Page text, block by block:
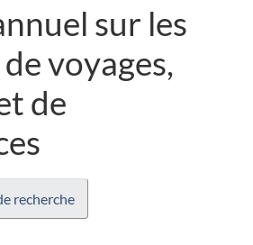
sur les
voyages,
de
recherche